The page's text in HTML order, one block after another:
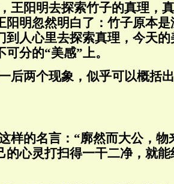
王阳明去探索竹子的真理，
阳明忽然明白了：竹子原本
到人心里去探索真理，今天
分的“美感”上。
后两个现象，似乎可以概括
样的名言：“廓然而大公，物
的心灵打扫得一干二净，就